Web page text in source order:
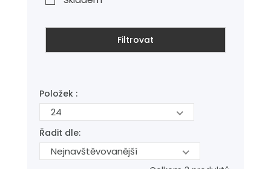
Filtrovat
Položek :
24
Řadit dle:
Nejnavštěvovanější